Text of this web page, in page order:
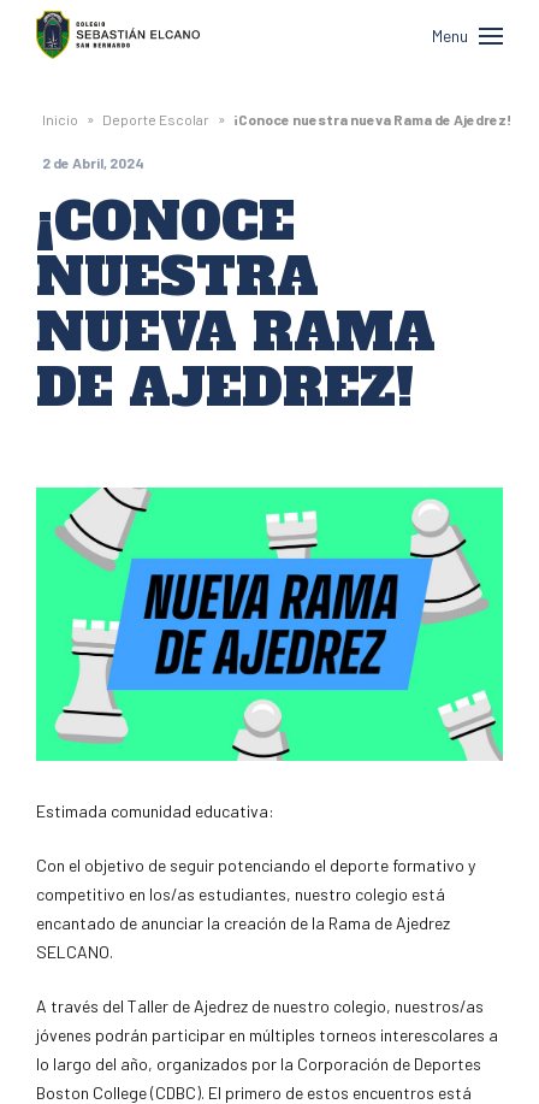
Colegio
Sebastián
Elcano
de
San
Bernardo
Menu
Inicio » Deporte Escolar » ¡Conoce nuestra nueva Rama de Ajedrez!
2 de Abril, 2024
¡CONOCE
NUESTRA
NUEVA RAMA
DE AJEDREZ!
Estimada comunidad educativa:
Con el objetivo de seguir potenciando el deporte formativo y
competitivo en los/as estudiantes, nuestro colegio está
encantado de anunciar la creación de la Rama de Ajedrez
SELCANO.
A través del Taller de Ajedrez de nuestro colegio, nuestros/as
jóvenes podrán participar en múltiples torneos interescolares a
lo largo del año, organizados por la Corporación de Deportes
Boston College (CDBC). El primero de estos encuentros está